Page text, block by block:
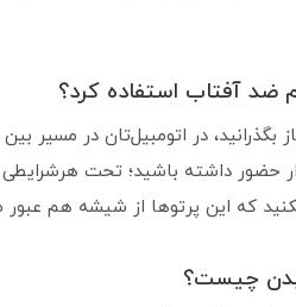
در اتومبیل‌تان در مسیر
حضور داشته باشید؛ تحت
که این پرتوها از شیشه هم عبور